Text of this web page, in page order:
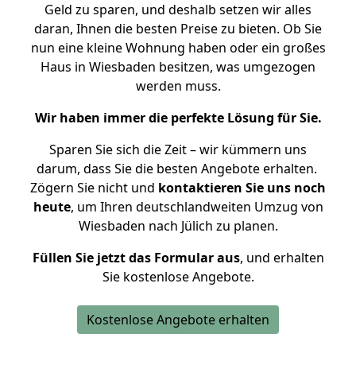
Geld zu sparen, und deshalb setzen wir alles
daran, Ihnen die besten Preise zu bieten. Ob Sie
nun eine kleine Wohnung haben oder ein großes
Haus in Wiesbaden besitzen, was umgezogen
werden muss.
Wir haben immer die perfekte Lösung für Sie.
Sparen Sie sich die Zeit – wir kümmern uns
darum, dass Sie die besten Angebote erhalten.
Zögern Sie nicht und kontaktieren Sie uns noch
heute, um Ihren deutschlandweiten Umzug von
Wiesbaden nach Jülich zu planen.
Füllen Sie jetzt das Formular aus, und erhalten
Sie kostenlose Angebote.
Kostenlose Angebote erhalten